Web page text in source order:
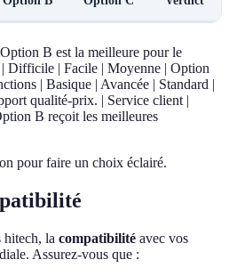
B est la meilleure pour le
Difficile | Facile | Moyenne | Option
| Basique | Avancée | Standard |
qualité-prix. | Service client |
B reçoit les meilleures
pour faire un choix éclairé.
hitech, la compatibilité avec vos
Assurez-vous que :